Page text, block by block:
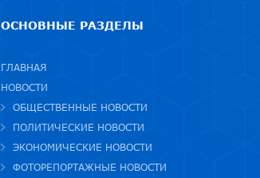
ОСНОВНЫЕ РАЗДЕЛЫ
ГЛАВНАЯ
НОВОСТИ
ОБЩЕСТВЕННЫЕ НОВОСТИ
ПОЛИТИЧЕСКИЕ НОВОСТИ
ЭКОНОМИЧЕСКИЕ НОВОСТИ
ФОТОРЕПОРТАЖНЫЕ НОВОСТИ